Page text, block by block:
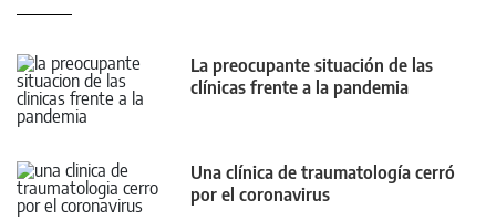
La preocupante situación de las
clínicas frente a la pandemia
Una clínica de traumatología cerró
por el coronavirus